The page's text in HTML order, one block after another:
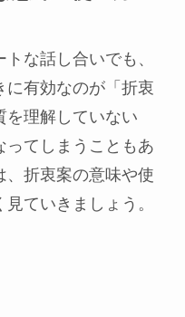
な話し合いでも、
に有効なのが「折衷
を理解していない
ってしまうこともあ
、折衷案の意味や使
ていきましょう。